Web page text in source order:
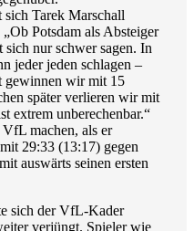
sich Tarek Marschall
Potsdam als Absteiger
sich nur schwer sagen. In
jeder jeden schlagen –
gewinnen wir mit 15
später verlieren wir mit
extrem unberechenbar.“
machen, als er
29:33 (13:17) gegen
auswärts seinen ersten
sich der VfL-Kader
verjüngt. Spieler wie